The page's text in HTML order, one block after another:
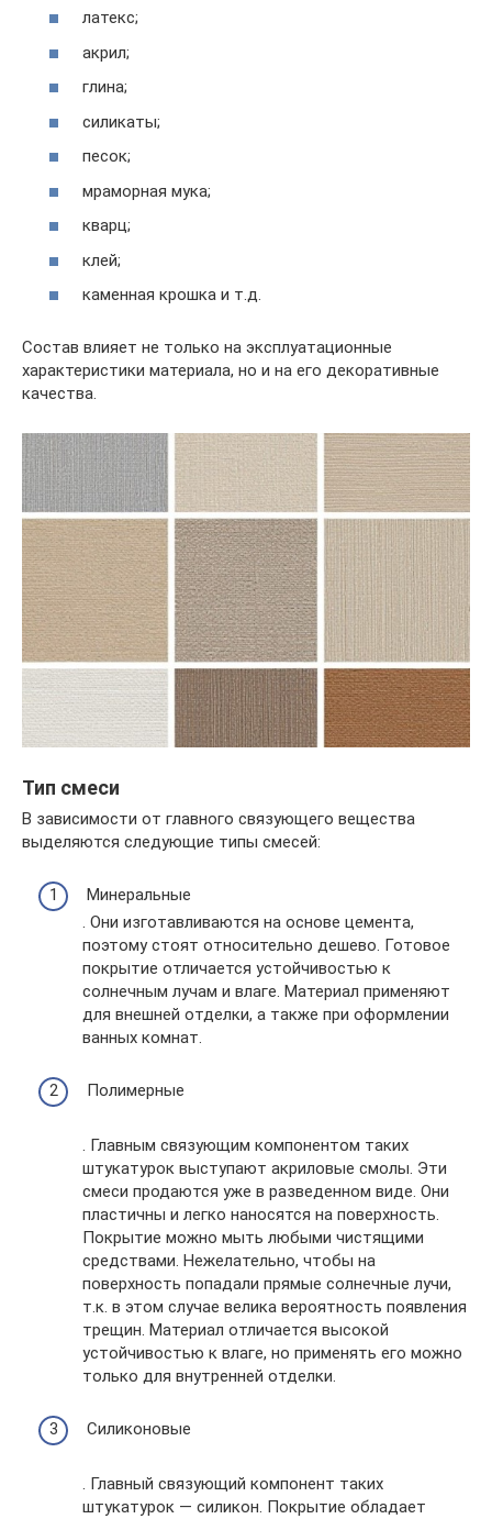
латекс;
акрил;
глина;
силикаты;
песок;
мраморная мука;
кварц;
клей;
каменная крошка и т.д.
Состав влияет не только на эксплуатационные
характеристики материала, но и на его декоративные
качества.
Тип смеси
В зависимости от главного связующего вещества
выделяются следующие типы смесей:
Минеральные
. Они изготавливаются на основе цемента,
поэтому стоят относительно дешево. Готовое
покрытие отличается устойчивостью к
солнечным лучам и влаге. Материал применяют
для внешней отделки, а также при оформлении
ванных комнат.
Полимерные
. Главным связующим компонентом таких
штукатурок выступают акриловые смолы. Эти
смеси продаются уже в разведенном виде. Они
пластичны и легко наносятся на поверхность.
Покрытие можно мыть любыми чистящими
средствами. Нежелательно, чтобы на
поверхность попадали прямые солнечные лучи,
т.к. в этом случае велика вероятность появления
трещин. Материал отличается высокой
устойчивостью к влаге, но применять его можно
только для внутренней отделки.
Силиконовые
. Главный связующий компонент таких
штукатурок — силикон. Покрытие обладает